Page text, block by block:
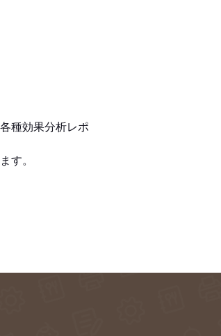
種効果分析レポ
す。